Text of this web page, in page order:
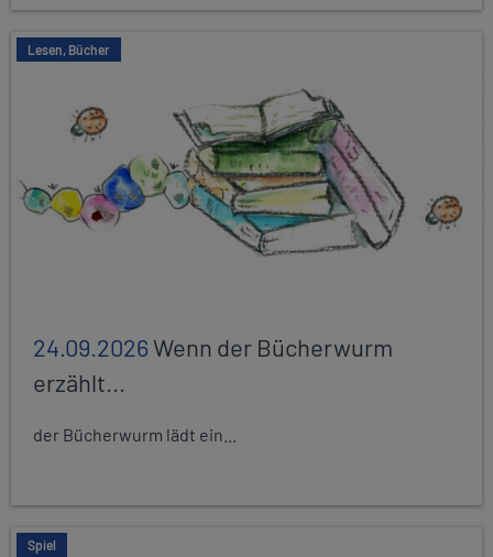
Lesen, Bücher
24.09.2026Wenn der Bücherwurm
erzählt...
der Bücherwurm lädt ein...
Spiel